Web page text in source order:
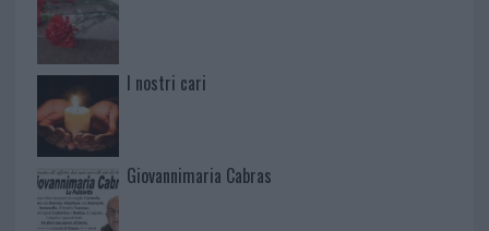
I nostri cari
Giovannimaria Cabras